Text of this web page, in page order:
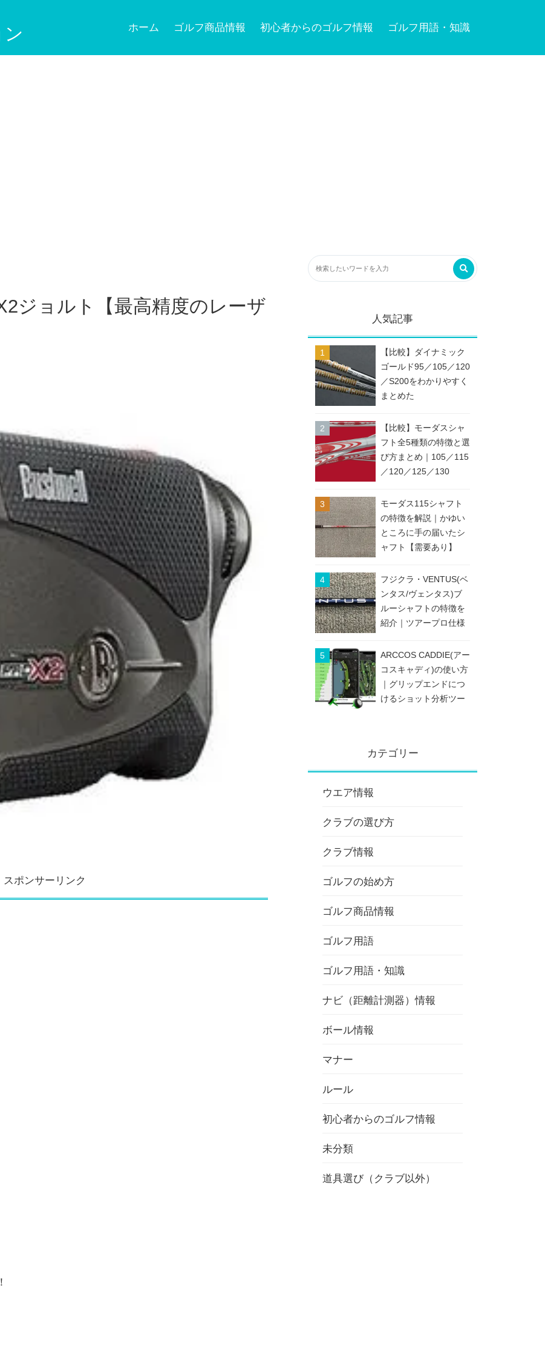
ホーム ゴルフ商品情報 初心者からのゴルフ情報 ゴルフ用語・知識
ジョルト【最高精度のレーザ
スポンサーリンク
人気記事
【比較】ダイナミック
ゴールド95／105／120
／S200をわかりやすく
まとめた
【比較】モーダスシャ
フト全5種類の特徴と選
び方まとめ｜105／115
／120／125／130
モーダス115シャフト
の特徴を解説｜かゆい
ところに手の届いたシ
ャフト【需要あり】
フジクラ・VENTUS(ベ
ンタス/ヴェンタス)ブ
ルーシャフトの特徴を
紹介｜ツアープロ仕様
ARCCOS CADDIE(アー
コスキャディ)の使い方
｜グリップエンドにつ
けるショット分析ツー
カテゴリー
ウエア情報
クラブの選び方
クラブ情報
ゴルフの始め方
ゴルフ商品情報
ゴルフ用語
ゴルフ用語・知識
ナビ（距離計測器）情報
ボール情報
マナー
ルール
初心者からのゴルフ情報
未分類
道具選び（クラブ以外）